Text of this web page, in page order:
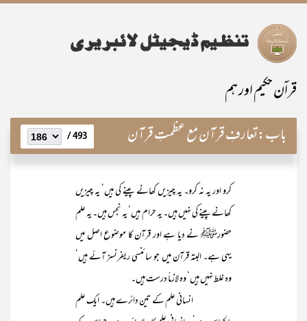
قراۤن حکیم اور ہم
باب:تعارفِ قرآن مع عظمتِ قرآن 493 /
کرو اور یہ نہ کرو۔ یہ چیزیں کھانے پینے کی ہیں‘ یہ چیزیں
کھانے پینے کی نہیں ہیں۔ یہ حرام ہیں‘ یہ نجس ہیں۔ یہ علم
حضورﷺ نے دیا ہے اور قرآن کا موضوع اصل میں
یہی ہے۔ البتہ قرآن میں جو سائنسی ریفرنسز آئے ہیں‘
وہ غلط نہیں ہیں‘ وہ لازماً درست ہیں۔
انسانی علم کے تین دائرے ہیں۔ ایک علم